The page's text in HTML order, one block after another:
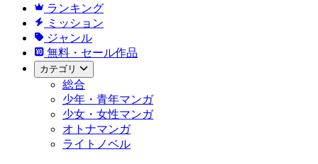
ランキング
ミッション
ジャンル
無料・セール作品
カテゴリ
総合
少年・青年マンガ
少女・女性マンガ
オトナマンガ
ライトノベル